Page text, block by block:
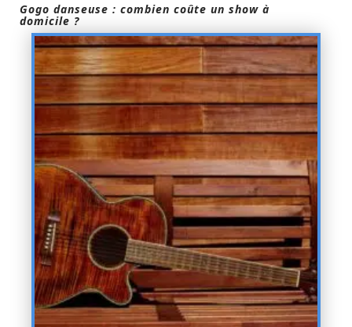
Gogo danseuse : combien coûte un show à
domicile ?